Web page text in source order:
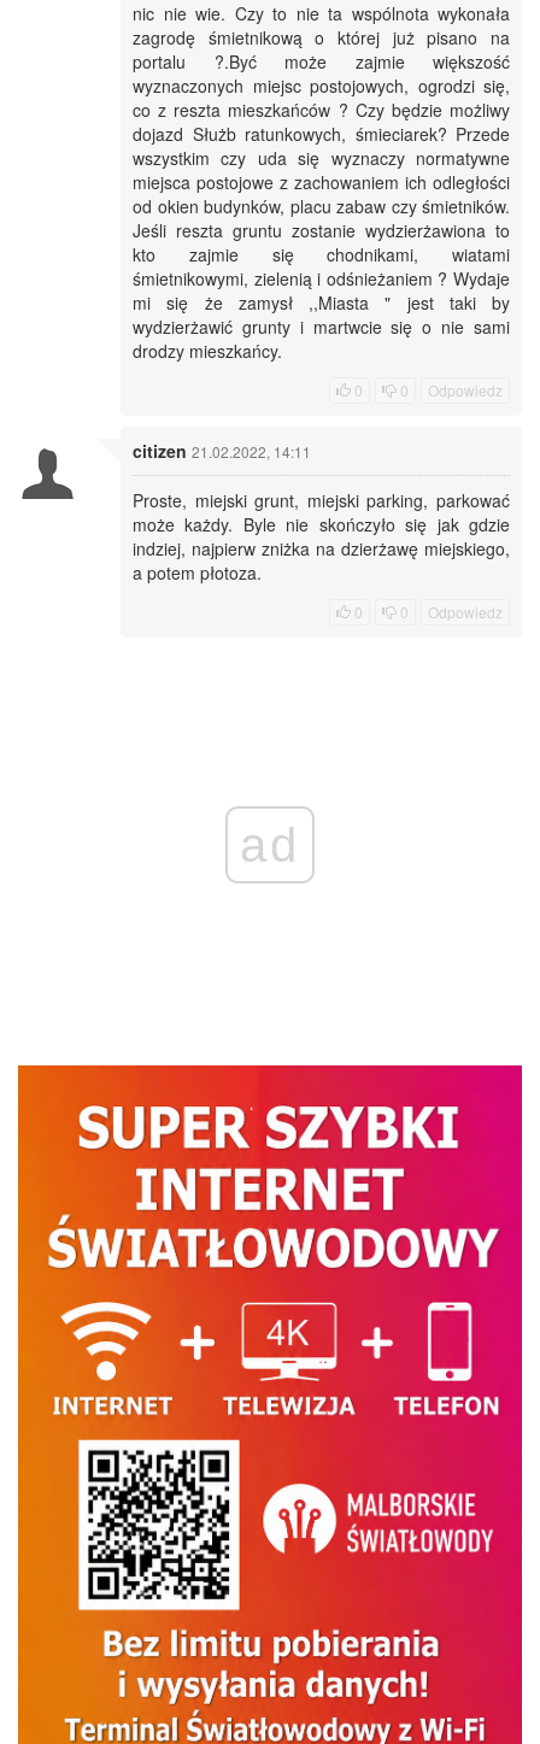
nic nie wie. Czy to nie ta wspólnota wykonała
zagrodę śmietnikową o której już pisano na
portalu ?.Być może zajmie większość
wyznaczonych miejsc postojowych, ogrodzi się,
co z reszta mieszkańców ? Czy będzie możliwy
dojazd Służb ratunkowych, śmieciarek? Przede
wszystkim czy uda się wyznaczy normatywne
miejsca postojowe z zachowaniem ich odległości
od okien budynków, placu zabaw czy śmietników.
Jeśli reszta gruntu zostanie wydzierżawiona to
kto zajmie się chodnikami, wiatami
śmietnikowymi, zielenią i odśnieżaniem ? Wydaje
mi się że zamysł ,,Miasta " jest taki by
wydzierżawić grunty i martwcie się o nie sami
drodzy mieszkańcy.
0 0 Odpowiedz
citizen 21.02.2022, 14:11
Proste, miejski grunt, miejski parking, parkować
może każdy. Byle nie skończyło się jak gdzie
indziej, najpierw zniżka na dzierżawę miejskiego,
a potem płotoza.
0 0 Odpowiedz
ad